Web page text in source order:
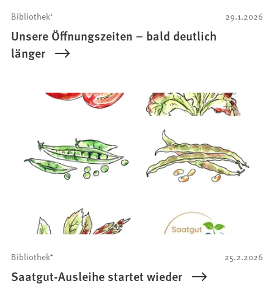
)
29.1.2026
Bibliothek⁺
Unsere Öffnungszeiten – bald deutlich
länger
25.2.2026
Bibliothek⁺
Saatgut-Ausleihe startet wieder